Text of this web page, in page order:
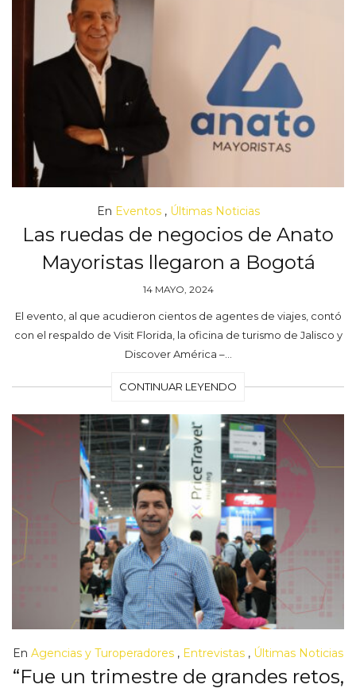
En Eventos, Últimas Noticias
Las ruedas de negocios de Anato
Mayoristas llegaron a Bogotá
14 MAYO, 2024
El evento, al que acudieron cientos de agentes de viajes, contó
con el respaldo de Visit Florida, la oficina de turismo de Jalisco y
Discover América –…
CONTINUAR LEYENDO
En Agencias y Turoperadores , Entrevistas , Últimas Noticias
“Fue un trimestre de grandes retos,